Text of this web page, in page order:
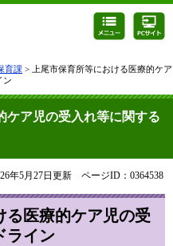
育課 > 上尾市保育所等における医療的ケア
ン
ケア児の受入れ等に関する
年5月27日更新 ページID：0364538
る医療的ケア児の受
ライン